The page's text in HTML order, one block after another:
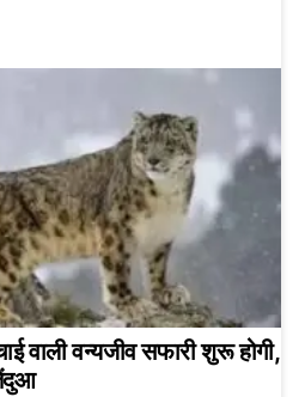
वाली वन्यजीव सफारी शुरू होगी,